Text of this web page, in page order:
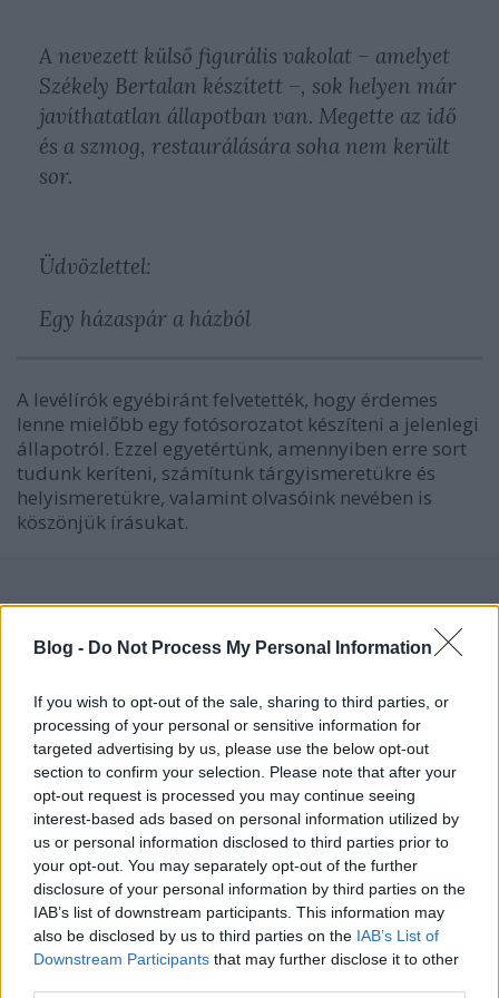
Blog - Do Not Process My Personal Information
If you wish to opt-out of the sale, sharing to third parties, or
processing of your personal or sensitive information for
targeted advertising by us, please use the below opt-out
section to confirm your selection. Please note that after your
opt-out request is processed you may continue seeing
interest-based ads based on personal information utilized by
us or personal information disclosed to third parties prior to
your opt-out. You may separately opt-out of the further
disclosure of your personal information by third parties on the
IAB’s list of downstream participants. This information may
also be disclosed by us to third parties on the IAB’s List of
Downstream Participants that may further disclose it to other
A nevezett külső figurális vakolat – amelyet
Székely Bertalan készített –, sok helyen már
javíthatatlan állapotban van. Megette az idő
és a szmog, restaurálására soha nem került
sor.
Üdvözlettel:
Egy házaspár a házból
A levélírók egyébiránt felvetették, hogy érdemes
lenne mielőbb egy fotósorozatot készíteni a jelenlegi
állapotról. Ezzel egyetértünk, amennyiben erre sort
tudunk keríteni, számítunk tárgyismeretükre és
helyismeretükre, valamint olvasóink nevében is
köszönjük írásukat.
Címkék: budapest katasztrófa tűz belváros kodály körönd
Ajánlott bejegyzések:
Ijesztő kupolák, egy gardróbból nyíló
vécé, valamint klassz lakóház egy 160
éves szeszgyárból és egy 86 éves
iskolából
És csodálkoznak szegény ingatlanosok,
hogy lesújtó véleménnyel van róluk a
nép? Lássuk milyen egy
konferenciameghívójuk